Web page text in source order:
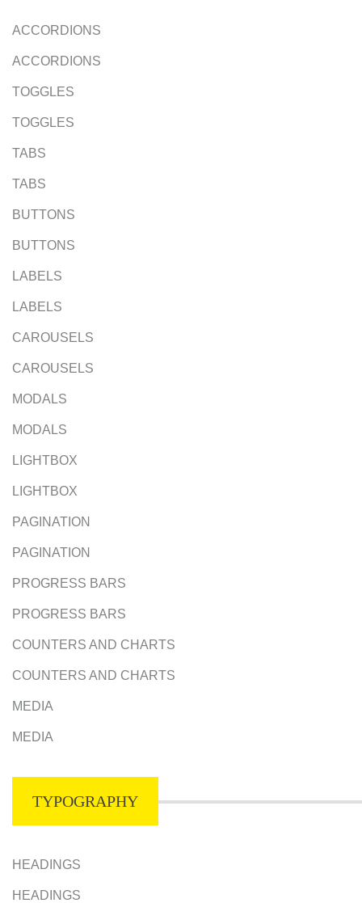
ACCORDIONS
ACCORDIONS
TOGGLES
TOGGLES
TABS
TABS
BUTTONS
BUTTONS
LABELS
LABELS
CAROUSELS
CAROUSELS
MODALS
MODALS
LIGHTBOX
LIGHTBOX
PAGINATION
PAGINATION
PROGRESS BARS
PROGRESS BARS
COUNTERS AND CHARTS
COUNTERS AND CHARTS
MEDIA
MEDIA
TYPOGRAPHY
HEADINGS
HEADINGS